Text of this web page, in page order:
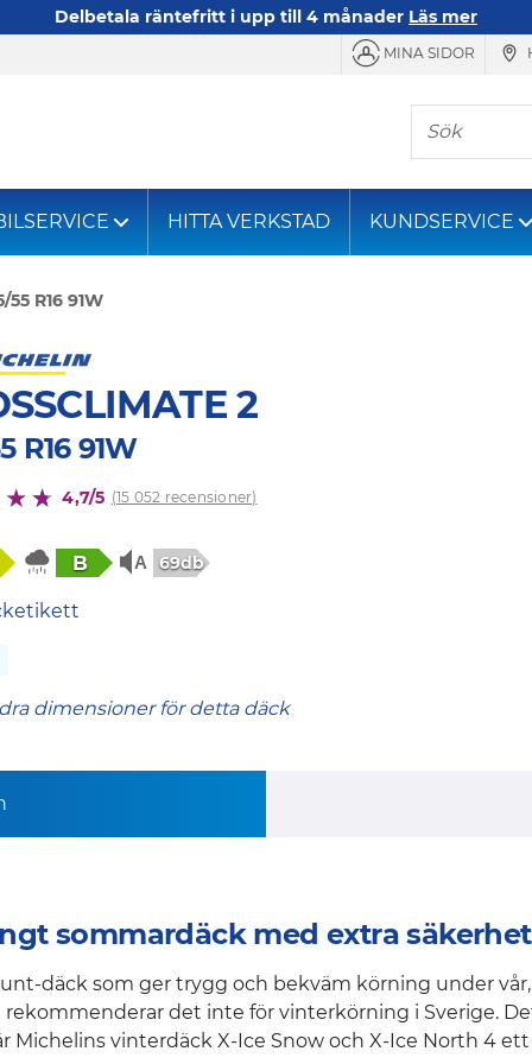
Delbetala räntefritt i upp till 4 månader Läs mer
MINA SIDOR
Sök
HITTA VERKSTAD KUNDSERVICE
55 R16 91W
2
R16 91W
4,7/5 (15 052 recensioner)
B 69db
dimensioner för detta däck
sommardäck med extra
däck som ger trygg och bekväm körning under
det inte för vinterkörning i Sverige.
Michelins vinterdäck X-Ice Snow och X-Ice North 4